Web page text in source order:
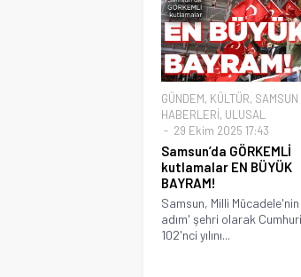
GÜNDEM, KÜLTÜR, SAMSUN
HABERLERİ, ULUSAL
29 Ekim 2025 17:43
Samsun’da GÖRKEMLİ
kutlamalar EN BÜYÜK
BAYRAM!
Samsun, Milli
adım' şehri olarak
102'nci yılını...